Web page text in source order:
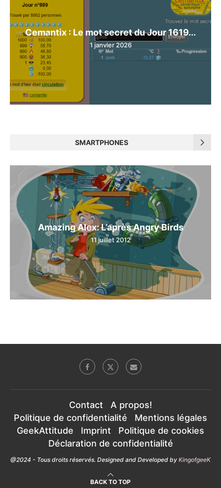
Cemantix : Le mot secret du Jour 1619...
1 janvier 2026
SMARTPHONES
Amazing Alex: L’après Angry Birds
11 juillet 2012
Contact
A propos!
Politique de confidentialité
Mentions légales
GeekAttitude
Imprint
Politique de cookies
Déclaration de confidentialité
@2024 - Tous droits réservés. Designed and Developed by KingofgeeK
BACK TO TOP